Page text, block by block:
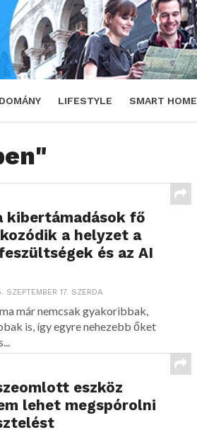
LIFESTYLE SMART HOME
kibertámadások fő
a helyzet a
és az AI
SZEPTEMBER 17. SZERDA
már nemcsak gyakoribbak,
is, így egyre nehezebb őket
eszköz
lehet megspórolni